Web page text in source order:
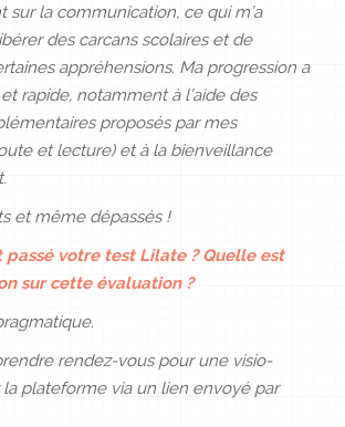
sur la communication, ce qui m’a
des carcans scolaires et de
appréhensions. Ma progression a
rapide, notamment à l’aide des
proposés par mes
et lecture) et à la bienveillance
et même dépassés !
passé votre test Lilate ? Quelle est
sur cette évaluation ?
rendez-vous pour une visio-
plateforme via un lien envoyé par